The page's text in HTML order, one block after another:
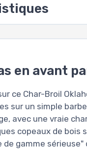
en avant
ce Char-Broil
sur un simple
avec une vraie
copeaux de bois
de gamme